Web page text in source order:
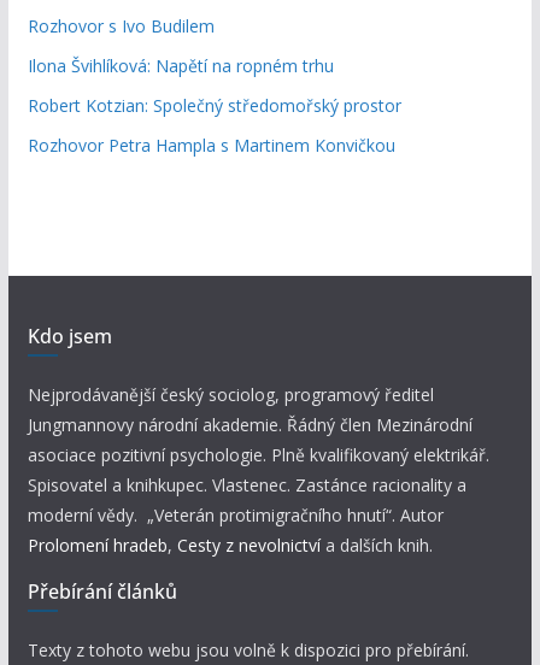
Rozhovor s Ivo Budilem
Ilona Švihlíková: Napětí na ropném trhu
Robert Kotzian: Společný středomořský prostor
Rozhovor Petra Hampla s Martinem Konvičkou
Kdo jsem
Nejprodávanější český sociolog, programový ředitel
Jungmannovy národní akademie. Řádný člen Mezinárodní
asociace pozitivní psychologie. Plně kvalifikovaný elektrikář.
Spisovatel a knihkupec. Vlastenec. Zastánce racionality a
moderní vědy. „Veterán protimigračního hnutí“. Autor
Prolomení hradeb, Cesty z nevolnictví a dalších knih.
Přebírání článků
Texty z tohoto webu jsou volně k dispozici pro přebírání.